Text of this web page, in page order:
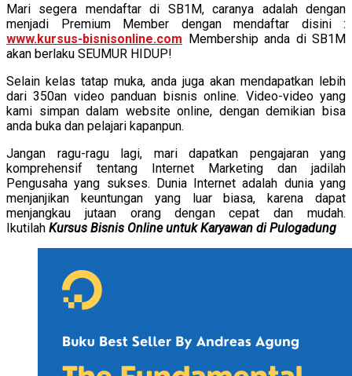
Mari segera mendaftar di SB1M, caranya adalah dengan
menjadi Premium Member dengan mendaftar disini :
www.kursus-bisnisonline.com Membership anda di SB1M
akan berlaku SEUMUR HIDUP!
Selain kelas tatap muka, anda juga akan mendapatkan lebih
dari 350an video panduan bisnis online. Video-video yang
kami simpan dalam website online, dengan demikian bisa
anda buka dan pelajari kapanpun.
Jangan ragu-ragu lagi, mari dapatkan pengajaran yang
komprehensif tentang Internet Marketing dan jadilah
Pengusaha yang sukses. Dunia Internet adalah dunia yang
menjanjikan keuntungan yang luar biasa, karena dapat
menjangkau jutaan orang dengan cepat dan mudah.
Ikutilah Kursus Bisnis Online untuk Karyawan di Pulogadung